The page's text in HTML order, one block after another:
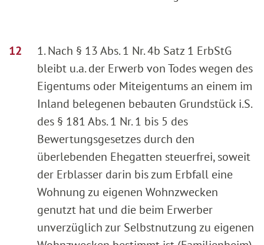
1. Nach § 13 Abs. 1 Nr. 4b Satz 1 ErbStG
bleibt u.a. der Erwerb von Todes wegen des
Eigentums oder Miteigentums an einem im
Inland belegenen bebauten Grundstück i.S.
des § 181 Abs. 1 Nr. 1 bis 5 des
Bewertungsgesetzes durch den
überlebenden Ehegatten steuerfrei, soweit
der Erblasser darin bis zum Erbfall eine
Wohnung zu eigenen Wohnzwecken
genutzt hat und die beim Erwerber
unverzüglich zur Selbstnutzung zu eigenen